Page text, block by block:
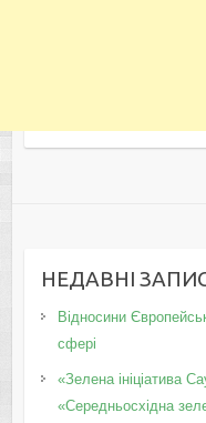
НЕДАВНІ
Відносини
сфері
«Зелена ініціатива
«Середньосхідна